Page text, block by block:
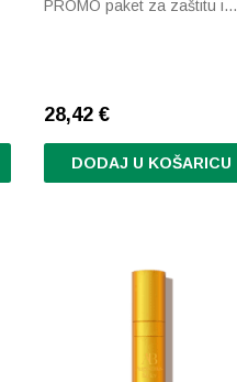
PROMO paket za zaštitu i…
28,42 €
DODAJ U KOŠARICU